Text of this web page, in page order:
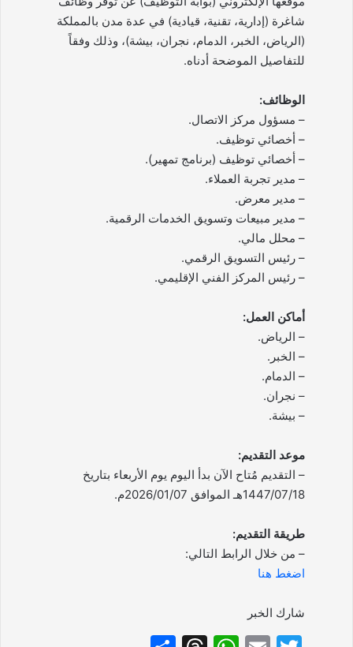
شاغرة (إدارية، تقنية، قيادية) في عدة مدن بالمملكة
(الرياض، الخبر، الدمام، نجران، بيشة)، وذلك وفقاً
للتفاصيل الموضحة أدناه.
الوظائف:
– مسؤول مركز الاتصال.
– أخصائي توظيف.
– أخصائي توظيف (برنامج تمهير).
– مدير تجربة العملاء.
– مدير معرض.
– مدير مبيعات وتسويق الخدمات الرقمية.
– محلل مالي.
– رئيس التسويق الرقمي.
– رئيس المركز الفني الإقليمي.
أماكن العمل:
– الرياض.
– الخبر.
– الدمام.
– نجران.
– بيشة.
موعد التقديم:
– التقديم مُتاح الآن بدأ اليوم يوم الأربعاء بتاريخ
1447/07/18هـ الموافق 2026/01/07م.
طريقة التقديم:
– من خلال الرابط التالي:
اضغط هنا
شارك الخبر